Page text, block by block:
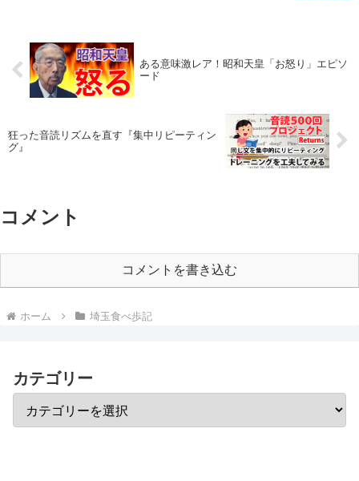
ある意味激レア！昭和天皇「お怒り」エピソ
ード
狂った音読リズムを直す『集中リピーティン
グ』
コメント
コメントを書き込む
ホーム 埼玉食べ歩記
カテゴリー